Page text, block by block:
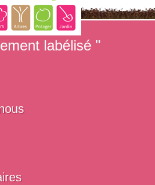
labélisé "